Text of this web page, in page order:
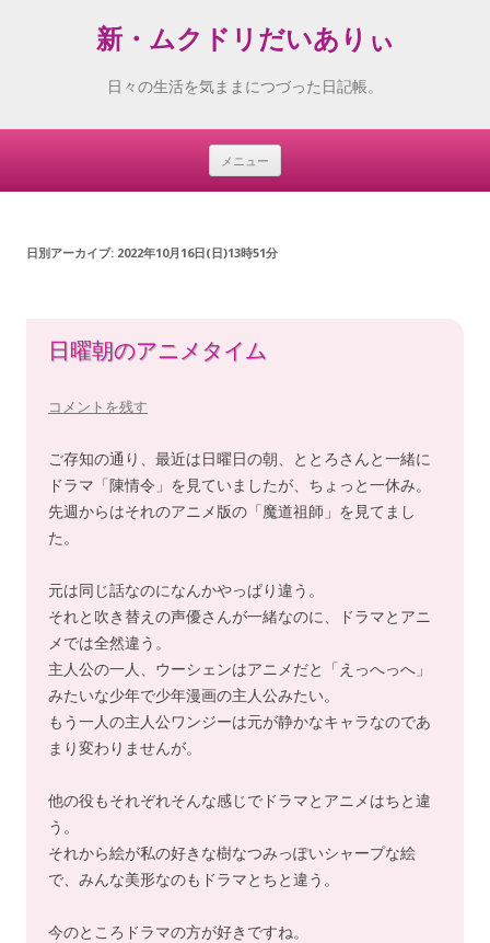
新・ムクドリだいありぃ
日々の生活を気ままにつづった日記帳。
メニュー
Skip
日別アーカイブ: 2022年10月16日(日)13時51分
日曜朝のアニメタイム
コメントを残す
ご存知の通り、最近は日曜日の朝、ととろさんと一緒に
ドラマ「陳情令」を見ていましたが、ちょっと一休み。
先週からはそれのアニメ版の「魔道祖師」を見てまし
た。
元は同じ話なのになんかやっぱり違う。
それと吹き替えの声優さんが一緒なのに、ドラマとアニ
メでは全然違う。
主人公の一人、ウーシェンはアニメだと「えっへっへ」
みたいな少年で少年漫画の主人公みたい。
もう一人の主人公ワンジーは元が静かなキャラなのであ
まり変わりませんが。
他の役もそれぞれそんな感じでドラマとアニメはちと違
う。
それから絵が私の好きな樹なつみっぽいシャープな絵
で、みんな美形なのもドラマとちと違う。
今のところドラマの方が好きですね。